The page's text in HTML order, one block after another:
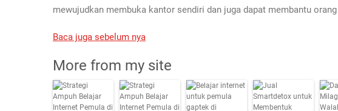
mewujudkan membuka kantor sendiri dan juga dapat membantu
Baca juga sebelum nya
More from my site